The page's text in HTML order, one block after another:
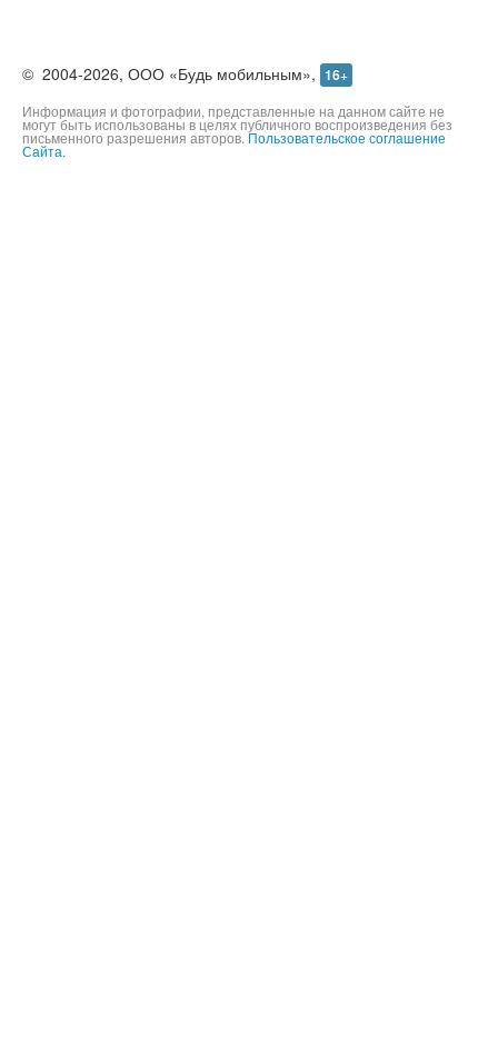
©2004-2026,ООО «Будь мобильным», 16+
Информация и фотографии, представленные на данном сайте не
могут быть использованы в целях публичного воспроизведения без